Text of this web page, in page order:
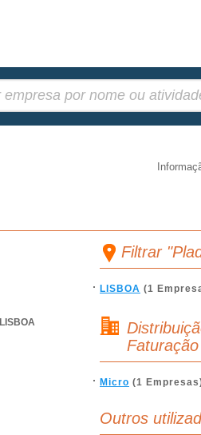
LISBOA
Filtrar
LISBOA (1
Faturação
Micro (1
Outros